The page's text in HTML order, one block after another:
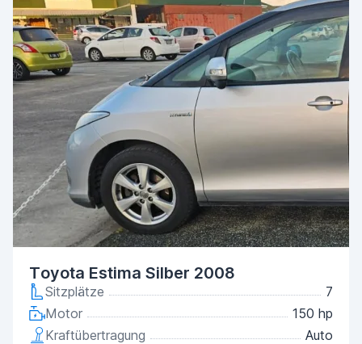
Toyota Estima Silber 2008
Sitzplätze
7
Motor
150 hp
Kraftübertragung
Auto